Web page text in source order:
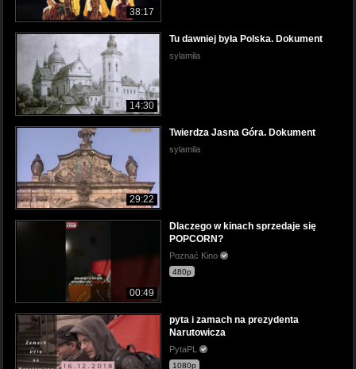
38:17
14:30
Tu dawniej była Polska. Dokument
sylamila
29:22
Twierdza Jasna Góra. Dokument
sylamila
00:49
Dlaczego w kinach sprzedaje się
POPCORN?
Poznać Kino
480p
pyta i zamach na prezydenta
Narutowicza
PytaPL
1080p